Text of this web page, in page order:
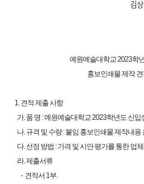
김
예원예술대학교 2023학
홍보인쇄물 제작
1. 견적 제출 사항
가. 품 명 : 예원예술대학교 2023학년도 신
나. 규격 및 수량 : 붙임 홍보인쇄물 제작내용
다. 선정 방법 : 가격 및 시안 평가를 통한 업
라. 제출서류
- 견적서 1부.